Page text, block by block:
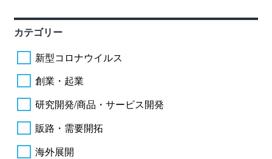
カテゴリー
新型コロナウイルス
創業・起業
研究開発/商品・サービス開発
販路・需要開拓
海外展開